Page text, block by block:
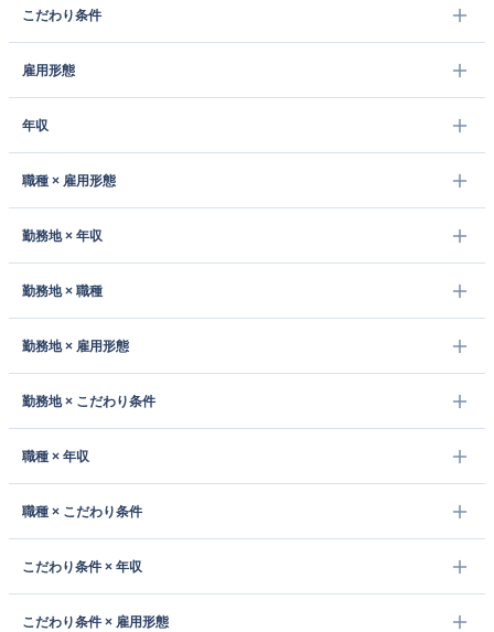
こだわり条件
雇用形態
年収
職種 × 雇用形態
勤務地 × 年収
勤務地 × 職種
勤務地 × 雇用形態
勤務地 × こだわり条件
職種 × 年収
職種 × こだわり条件
こだわり条件 × 年収
こだわり条件 × 雇用形態